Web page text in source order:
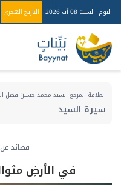
اليوم السبت 08 آب 2026 التاريخ الهجري
العلامة المرجع السيد محمد حسين فضل
سيرة السيد
قصائد
في الأرضِ